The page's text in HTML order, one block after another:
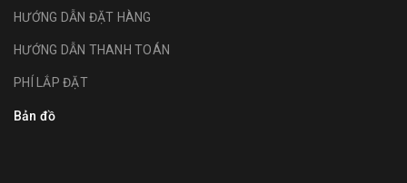
HƯỚNG DẪN ĐẶT HÀNG
HƯỚNG DẪN THANH TOÁN
PHÍ LẮP ĐẶT
Bản đồ